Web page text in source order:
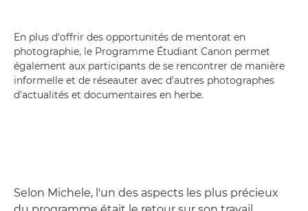
En plus d'offrir des opportunités de mentorat en
photographie, le Programme Étudiant Canon permet
également aux participants de se rencontrer de manière
informelle et de réseauter avec d'autres photographes
d'actualités et documentaires en herbe.
Selon Michele, l'un des aspects les plus précieux